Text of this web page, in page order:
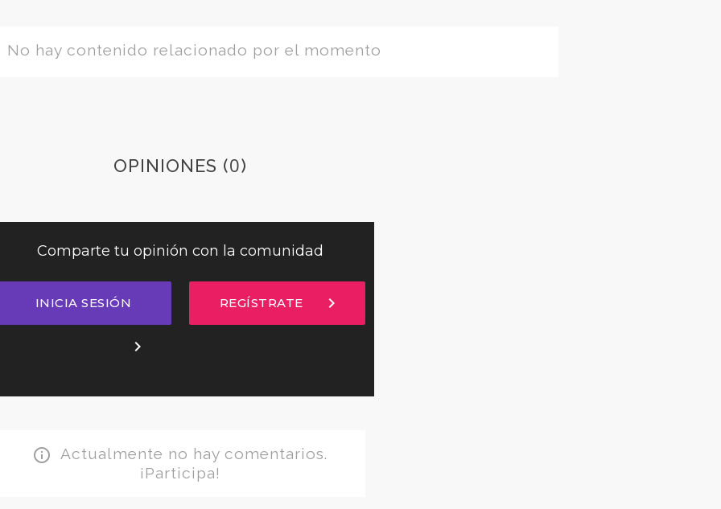
No hay contenido relacionado por el momento
OPINIONES (0)
Comparte tu opinión con la comunidad
INICIA SESIÓN
chevron_right
REGÍSTRATE chevron_right
info_outline
Actualmente no hay comentarios.
¡Participa!